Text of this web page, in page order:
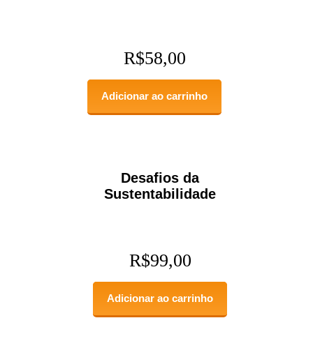
R$58,00
Adicionar ao carrinho
Desafios da
Sustentabilidade
R$99,00
Adicionar ao carrinho